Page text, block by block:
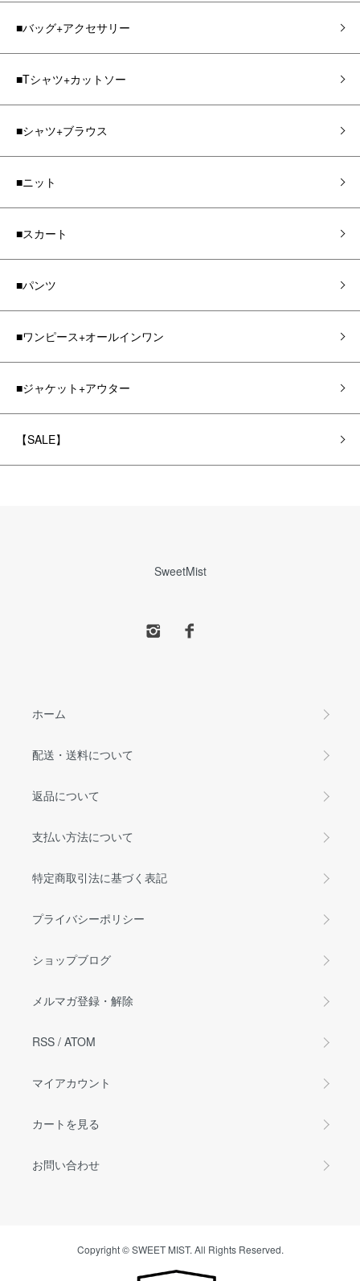
■バッグ+アクセサリー
■Tシャツ+カットソー
■シャツ+ブラウス
■ニット
■スカート
■パンツ
■ワンピース+オールインワン
■ジャケット+アウター
【SALE】
SweetMist
ホーム
配送・送料について
返品について
支払い方法について
特定商取引法に基づく表記
プライバシーポリシー
ショップブログ
メルマガ登録・解除
RSS / ATOM
マイアカウント
カートを見る
お問い合わせ
Copyright © SWEET MIST. All Rights Reserved.